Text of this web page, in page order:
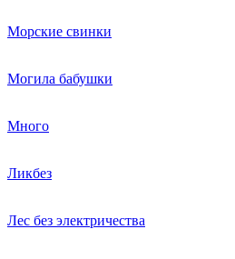
Морские свинки
Могила бабушки
Много
Ликбез
Лес без электричества